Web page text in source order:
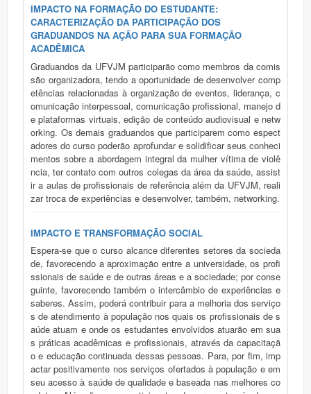
IMPACTO NA FORMAÇÃO DO ESTUDANTE:
CARACTERIZAÇÃO DA PARTICIPAÇÃO DOS
GRADUANDOS NA AÇÃO PARA SUA FORMAÇÃO
ACADÊMICA
Graduandos da UFVJM participarão como membros da comis
são organizadora, tendo a oportunidade de desenvolver comp
etências relacionadas à organização de eventos, liderança, c
omunicação interpessoal, comunicação profissional, manejo d
e plataformas virtuais, edição de conteúdo audiovisual e netw
orking. Os demais graduandos que participarem como espect
adores do curso poderão aprofundar e solidificar seus conheci
mentos sobre a abordagem integral da mulher vítima de violê
ncia, ter contato com outros colegas da área da saúde, assist
ir a aulas de profissionais de referência além da UFVJM, reali
zar troca de experiências e desenvolver, também, networking.
IMPACTO E TRANSFORMAÇÃO SOCIAL
Espera-se que o curso alcance diferentes setores da socieda
de, favorecendo a aproximação entre a universidade, os profi
ssionais de saúde e de outras áreas e a sociedade; por conse
guinte, favorecendo também o intercâmbio de experiências e
saberes. Assim, poderá contribuir para a melhoria dos serviço
s de atendimento à população nos quais os profissionais de s
aúde atuam e onde os estudantes envolvidos atuarão em sua
s práticas acadêmicas e profissionais, através da capacitaçã
o e educação continuada dessas pessoas. Para, por fim, imp
actar positivamente nos serviços ofertados à população e em
seu acesso à saúde de qualidade e baseada nas melhores co